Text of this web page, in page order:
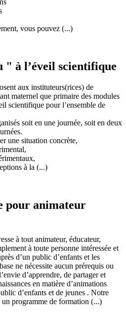
vous pouvez (...)
à l’éveil scientifique
aux instituteurs(rices) de
maternel que primaire des modules
scientifique pour l’ensemble de
soit en une journée, soit en deux
une situation concrète,
à la (...)
pour animateur
à tout animateur, éducateur,
à toute personne intéressée et
d’un public d’enfants et les
ne nécessite aucun prérequis ou
d’apprendre, de partager et
en matière d’animations
d’enfants et de jeunes . Notre
programme de formation (...)